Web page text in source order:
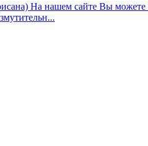
На нашем сайте Вы можете